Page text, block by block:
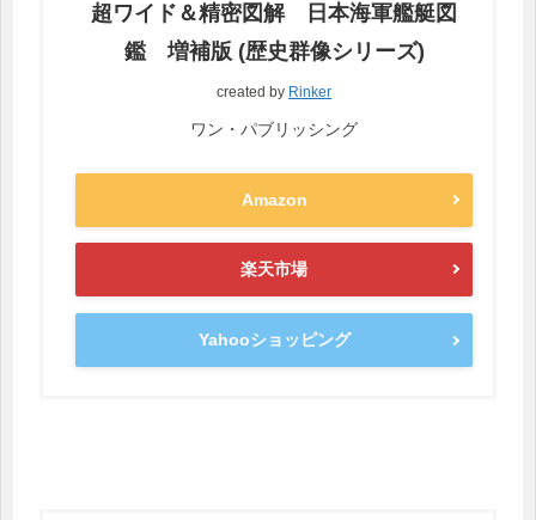
超ワイド＆精密図解 日本海軍艦艇図
鑑 増補版 (歴史群像シリーズ)
created by Rinker
ワン・パブリッシング
Amazon
楽天市場
Yahooショッピング